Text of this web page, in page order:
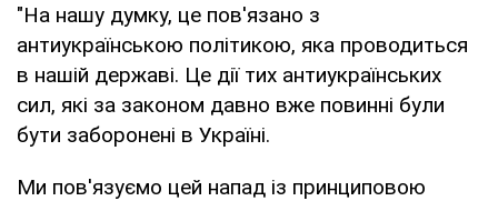
"На нашу думку, це пов'язано з
антиукраїнською політикою, яка проводиться
в нашій державі. Це дії тих антиукраїнських
сил, які за законом давно вже повинні були
бути заборонені в Україні.
Ми пов'язуємо цей напад із принциповою